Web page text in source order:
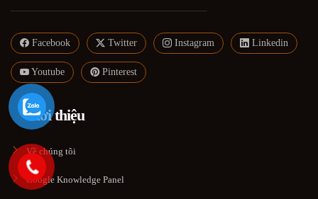
Facebook Twitter Instagram Linkedin
Youtube Pinterest
Giới thiệu
Về chúng tôi
Google Knowledge Panel